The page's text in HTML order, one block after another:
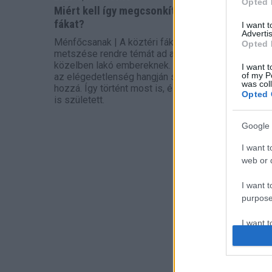
I want
Opted
I want
of my
was
Opted
Google
I want
web or
I want
I want
Miért kell így megcsonkítani a
fákat?
Ménfőcsanak | A köztéri fák
metszése rendre témát ad a
közelben lakó embereknek. Általában
az elégedetlenség hangján szólnak
hozzá. Így történt most is, és válasz
is született.